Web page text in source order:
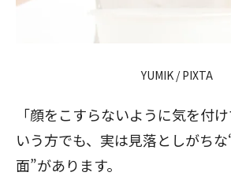
YUMIK / PIXTA
「顔をこすらないように気を付
いう方でも、実は見落としがち
面”があります。